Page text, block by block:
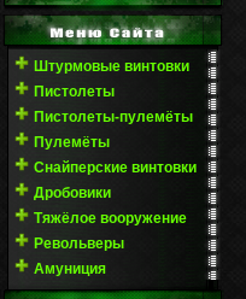
Штурмовые винтовки
Пистолеты
Пистолеты-пулемёты
Пулемёты
Снайперские винтовки
Дробовики
Тяжёлое вооружение
Револьверы
Амуниция